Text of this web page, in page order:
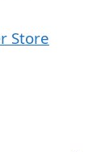
Store